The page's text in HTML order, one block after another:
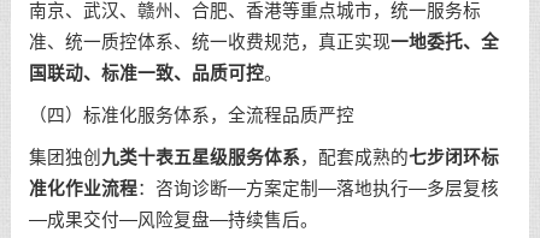
南京、武汉、赣州、合肥、香港等重点城市，统一服务标
准、统一质控体系、统一收费规范，真正实现一地委托、全
国联动、标准一致、品质可控。
（四）标准化服务体系，全流程品质严控
集团独创 九类十表五星级服务体系，配套成熟的七步闭环标
准化作业流程：咨询诊断—方案定制—落地执行—多层复核
—成果交付—风险复盘—持续售后。